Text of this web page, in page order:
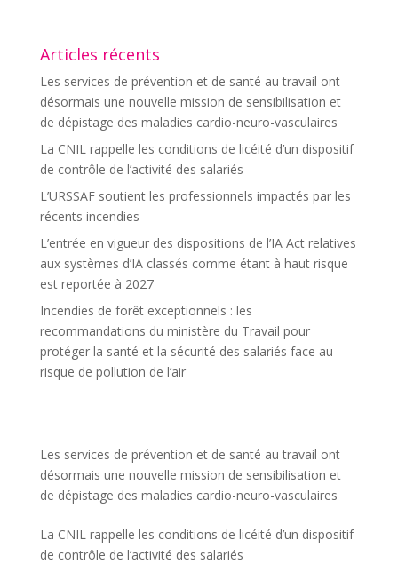
Articles récents
Les services de prévention et de santé au travail ont
désormais une nouvelle mission de sensibilisation et
de dépistage des maladies cardio-neuro-vasculaires
La CNIL rappelle les conditions de licéité d’un dispositif
de contrôle de l’activité des salariés
L’URSSAF soutient les professionnels impactés par les
récents incendies
L’entrée en vigueur des dispositions de l’IA Act relatives
aux systèmes d’IA classés comme étant à haut risque
est reportée à 2027
Incendies de forêt exceptionnels : les
recommandations du ministère du Travail pour
protéger la santé et la sécurité des salariés face au
risque de pollution de l’air
Les services de prévention et de santé au travail ont
désormais une nouvelle mission de sensibilisation et
de dépistage des maladies cardio-neuro-vasculaires
La CNIL rappelle les conditions de licéité d’un dispositif
de contrôle de l’activité des salariés